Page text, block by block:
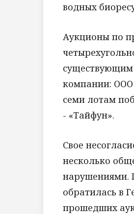
водных
Аукционы по
существующим
компании: ООО
семи лотам
- «Тайфун».
Свое
несколько
нарушениями.
обратилась в
прошедших